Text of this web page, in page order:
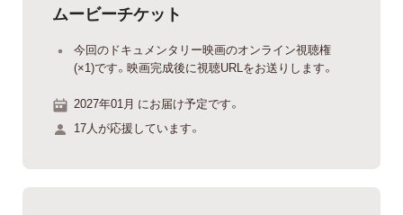
ムービーチケット
今回のドキュメンタリー映画のオンライン視聴権
(×1)です。映画完成後に視聴URLをお送りします。
2027年01月 にお届け予定です。
17人が応援しています。